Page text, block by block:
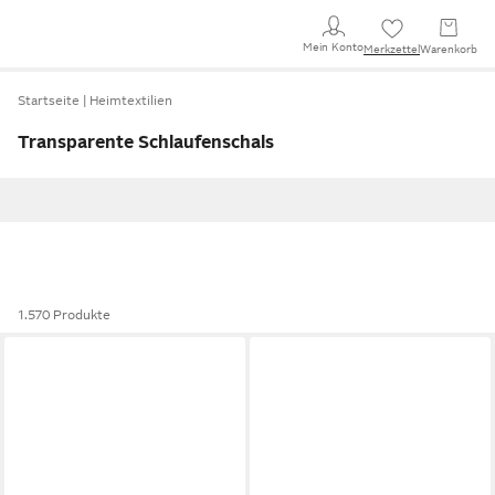
Mein KontoMerkzettel Warenkorb
Startseite Heimtextilien
Transparente Schlaufenschals
1.570 Produkte